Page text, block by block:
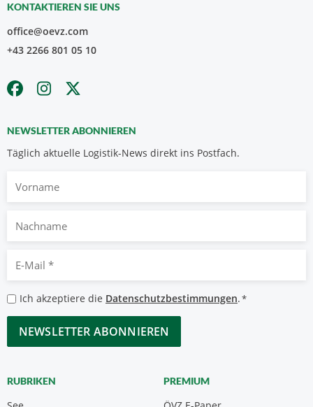
KONTAKTIEREN SIE UNS
office@oevz.com
+43 2266 801 05 10
NEWSLETTER ABONNIEREN
Täglich aktuelle Logistik-News direkt ins Postfach.
Nachname
Mail
*
Datenschutzbestimmungen
*
Ich akzeptiere die Datenschutzbestimmungen.*
CAPTCHA
RUBRIKEN PREMIUM